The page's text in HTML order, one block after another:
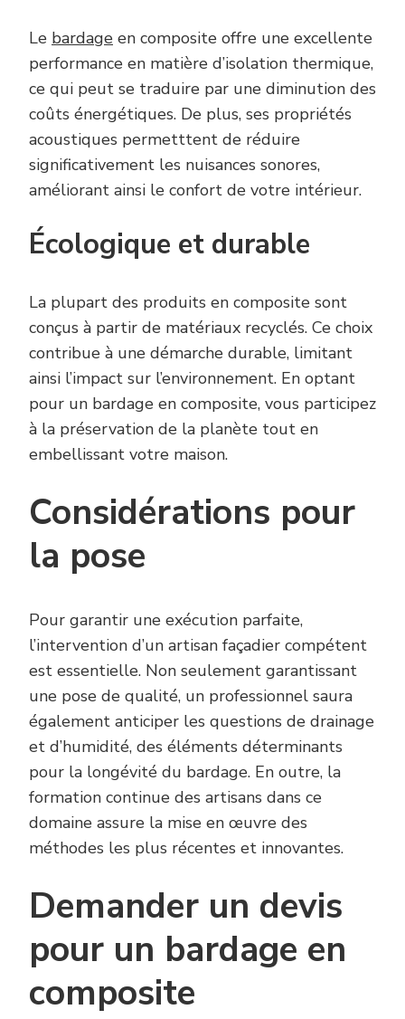
Le bardage en composite offre une excellente
performance en matière d’isolation thermique,
ce qui peut se traduire par une diminution des
coûts énergétiques. De plus, ses propriétés
acoustiques permetttent de réduire
significativement les nuisances sonores,
améliorant ainsi le confort de votre intérieur.
Écologique et durable
La plupart des produits en composite sont
conçus à partir de matériaux recyclés. Ce choix
contribue à une démarche durable, limitant
ainsi l’impact sur l’environnement. En optant
pour un bardage en composite, vous participez
à la préservation de la planète tout en
embellissant votre maison.
Considérations pour
la pose
Pour garantir une exécution parfaite,
l’intervention d’un artisan façadier compétent
est essentielle. Non seulement garantissant
une pose de qualité, un professionnel saura
également anticiper les questions de drainage
et d’humidité, des éléments déterminants
pour la longévité du bardage. En outre, la
formation continue des artisans dans ce
domaine assure la mise en œuvre des
méthodes les plus récentes et innovantes.
Demander un devis
pour un bardage en
composite